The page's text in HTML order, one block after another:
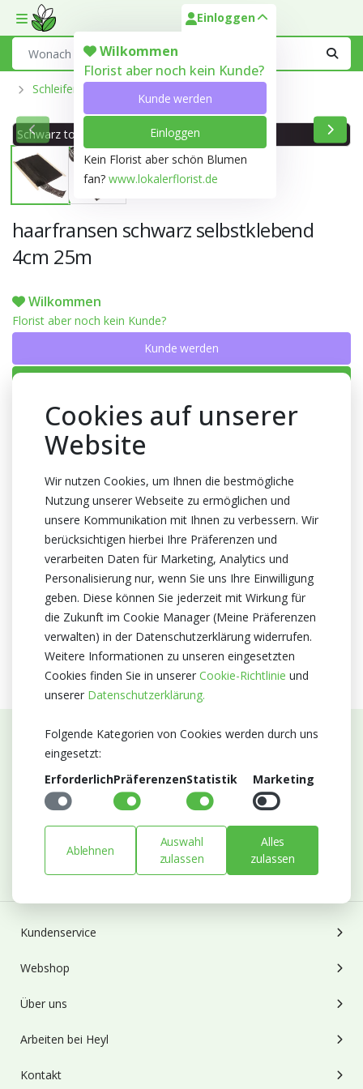
Toggle mobile menu
Einloggen
Wilkommen
Florist aber noch kein Kunde?
Kunde werden
Einloggen
Kein Florist aber schön Blumen
fan? www.lokalerflorist.de
Schleifen Zubehör
Schwarz ton 202A
haarfransen schwarz selbstklebend
4cm 25m
Wilkommen
Florist aber noch kein Kunde?
Kunde werden
Kein Florist aber schön Blumen fan? www.lokalerflorist.de
Verpackung
Schwarz
Zertifikat
Kein Zertifikate
Abonnieren Sie unseren Newsletter
Bleiben Sie auf dem Laufenden mit Neuigkeiten und
Entwicklungen von Blumengroßhandel Heyl
Abonnieren
Kundenservice
Webshop
Über uns
Arbeiten bei Heyl
Kontakt
Cookies auf unserer
Website
Wir nutzen Cookies, um Ihnen die bestmögliche
Nutzung unserer Webseite zu ermöglichen und
unsere Kommunikation mit Ihnen zu verbessern. Wir
berücksichtigen hierbei Ihre Präferenzen und
verarbeiten Daten für Marketing, Analytics und
Personalisierung nur, wenn Sie uns Ihre Einwilligung
geben. Diese können Sie jederzeit mit Wirkung für
die Zukunft im Cookie Manager (Meine Präferenzen
verwalten) in der Datenschutzerklärung widerrufen.
Weitere Informationen zu unseren eingesetzten
Cookies finden Sie in unserer Cookie-Richtlinie und
unserer Datenschutzerklärung.
Folgende Kategorien von Cookies werden durch uns
eingesetzt:
ErforderlichPräferenzenStatistik Marketing
Ablehnen
Auswahl
zulassen
Alles
zulassen